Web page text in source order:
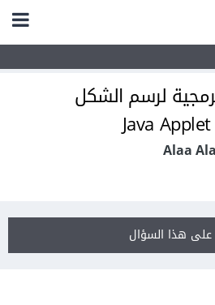
لرسم الشكل
هذا السؤال